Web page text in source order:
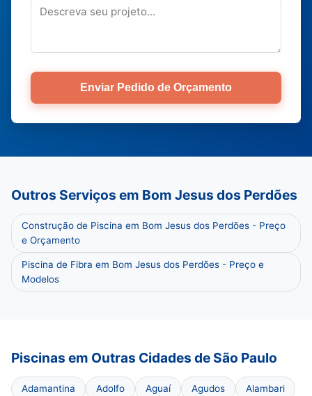
Enviar Pedido de Orçamento
Outros Serviços em Bom Jesus dos Perdões
Construção de Piscina em Bom Jesus dos Perdões - Preço
e Orçamento
Piscina de Fibra em Bom Jesus dos Perdões - Preço e
Modelos
Piscinas em Outras Cidades de São Paulo
Adamantina Adolfo Aguaí Agudos Alambari